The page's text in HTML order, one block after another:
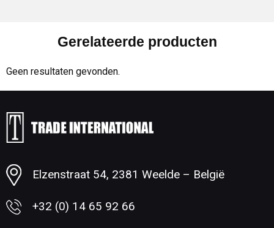
Gerelateerde producten
Geen resultaten gevonden.
Elzenstraat 54, 2381 Weelde – België
+32 (0) 14 65 92 66